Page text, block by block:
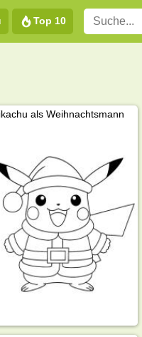
Top 10
als Weihnachtsmann